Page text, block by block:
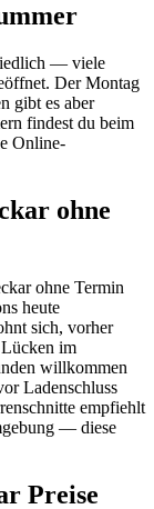
— viele
Der Montag
gibt es aber
findest du beim
Online-
ohne
ohne Termin
heute
sich, vorher
im
willkommen
Ladenschluss
empfiehlt
— diese
Preise